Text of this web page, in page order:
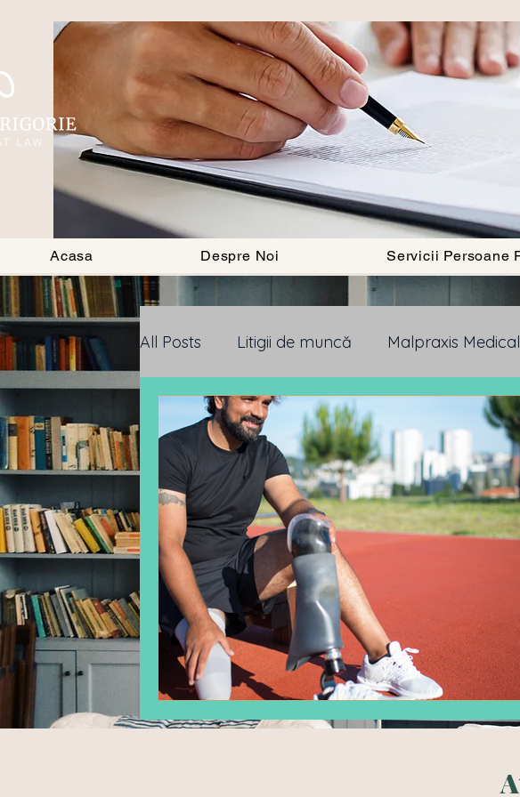
Acasa
Despre Noi Servicii Persoane
BLOG
All Posts Litigii de muncă Malpraxis Medical
divort Executare silita
Energie electrica Asociația de Proprietari
Insolventa persoanei juridice